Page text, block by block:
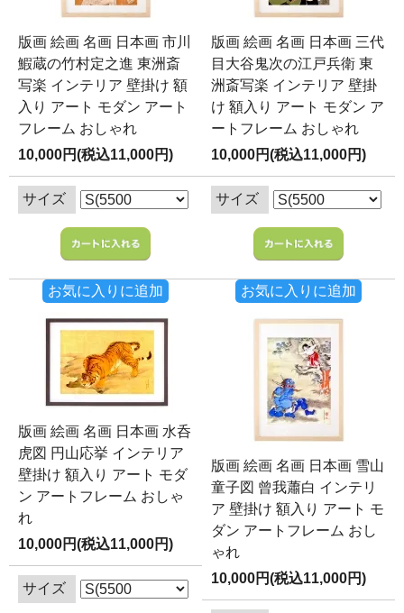
版画 絵画 名画 日本画 市川
鰕蔵の竹村定之進 東洲斎
写楽 インテリア 壁掛け 額
入り アート モダン アート
フレーム おしゃれ
10,000円(税込11,000円)
サイズ
お気に入りに追加
版画 絵画 名画 日本画 三代
目大谷鬼次の江戸兵衛 東
洲斎写楽 インテリア 壁掛
け 額入り アート モダン ア
ートフレーム おしゃれ
10,000円(税込11,000円)
サイズ
お気に入りに追加
版画 絵画 名画 日本画 水呑
虎図 円山応挙 インテリア
壁掛け 額入り アート モダ
ン アートフレーム おしゃ
れ
10,000円(税込11,000円)
サイズ
版画 絵画 名画 日本画 雪山
童子図 曾我蕭白 インテリ
ア 壁掛け 額入り アート モ
ダン アートフレーム おし
ゃれ
10,000円(税込11,000円)